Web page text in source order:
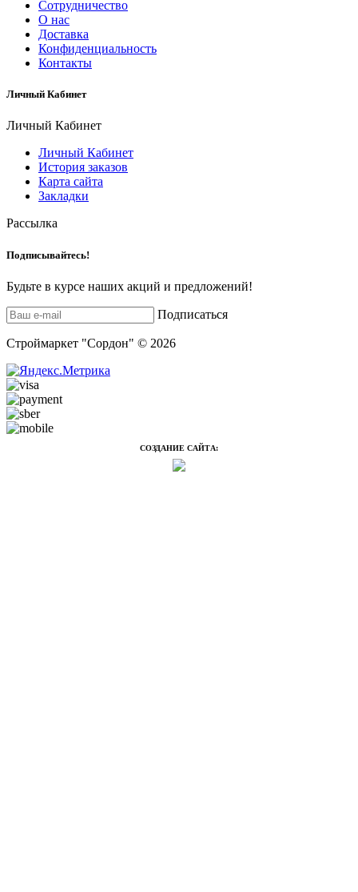
Сотрудничество
О нас
Доставка
Конфиденциальность
Контакты
Личный Кабинет
Личный Кабинет
Личный Кабинет
История заказов
Карта сайта
Закладки
Рассылка
Подписывайтесь!
Будьте в курсе наших акций и предложений!
Подписаться
Строймаркет "Сордон" © 2026
СОЗДАНИЕ САЙТА: